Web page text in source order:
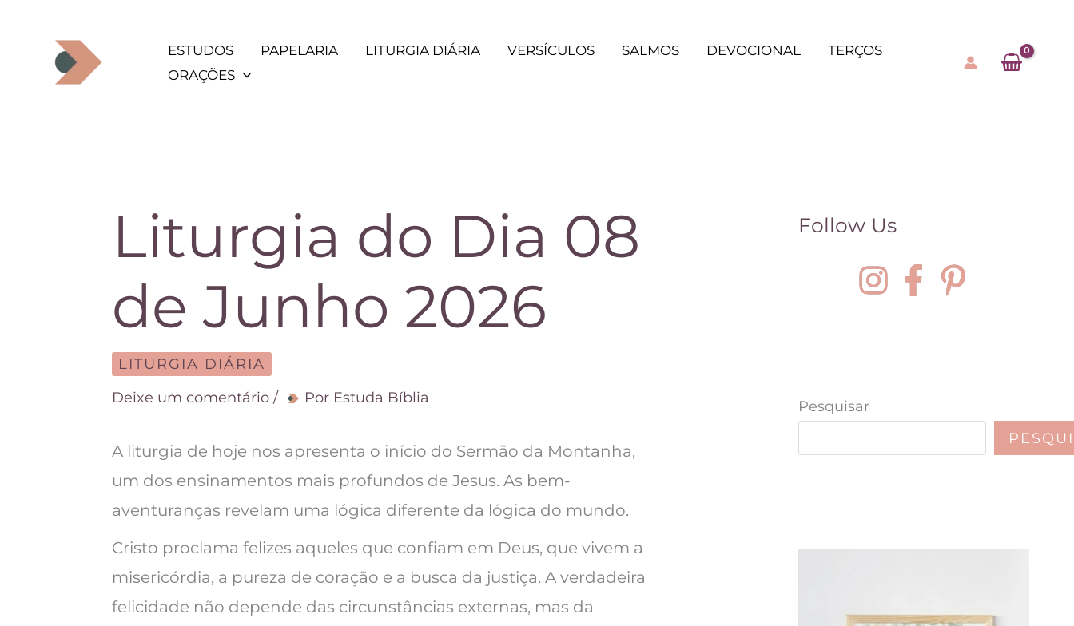
ESTUDOS PAPELARIA LITURGIA DIÁRIA VERSÍCULOS SALMOS DEVOCIONAL
TERÇOS
ORAÇÕES
Liturgia do Dia 08
de Junho 2026
LITURGIA DIÁRIA
Deixe um comentário / Por Estuda Bíblia
A liturgia de hoje nos apresenta o início do Sermão da Montanha,
um dos ensinamentos mais profundos de Jesus. As bem-
aventuranças revelam uma lógica diferente da lógica do mundo.
Cristo proclama felizes aqueles que confiam em Deus, que vivem a
misericórdia, a pureza de coração e a busca da justiça. A verdadeira
felicidade não depende das circunstâncias externas, mas da
Follow Us
Pesquisar